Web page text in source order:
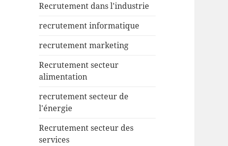
Recrutement dans l'industrie
recrutement informatique
recrutement marketing
Recrutement secteur
alimentation
recrutement secteur de
l'énergie
Recrutement secteur des
services